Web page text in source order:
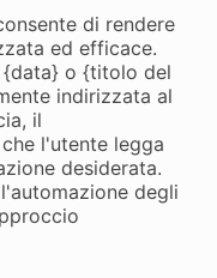
di rendere
ed efficace.
{data} o {titolo del
indirizzata al
il
l'utente legga
desiderata.
degli